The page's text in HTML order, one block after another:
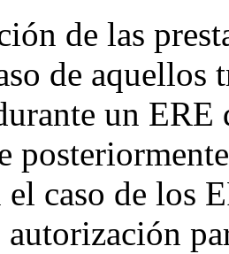
de las
de aquellos
un ERE
caso de los
autorización